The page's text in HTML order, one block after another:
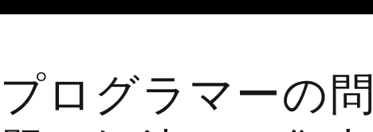
プログラマーの問